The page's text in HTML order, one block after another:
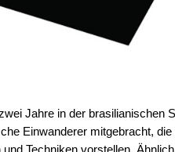
Jahre in der brasilianischen
Einwanderer mitgebracht,